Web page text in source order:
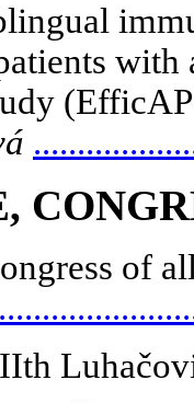
of
th